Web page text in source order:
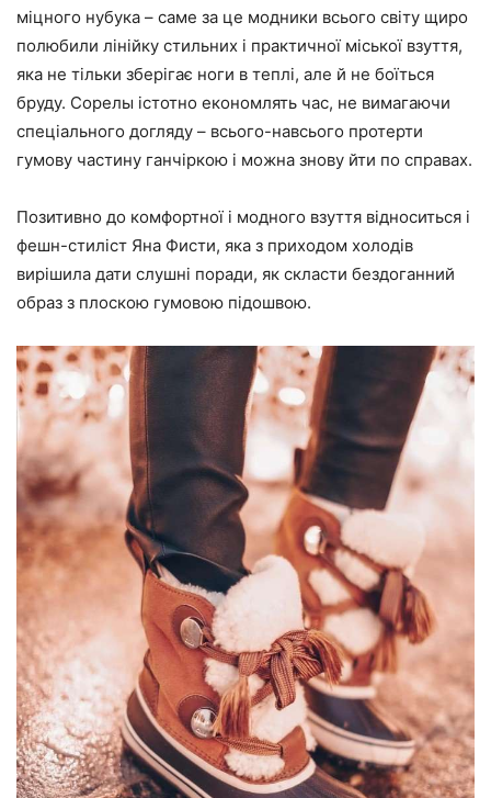
міцного нубука – саме за це модники всього світу щиро
полюбили лінійку стильних і практичної міської взуття,
яка не тільки зберігає ноги в теплі, але й не боїться
бруду. Сорелы істотно економлять час, не вимагаючи
спеціального догляду – всього-навсього протерти
гумову частину ганчіркою і можна знову йти по справах.
Позитивно до комфортної і модного взуття відноситься і
фешн-стиліст Яна Фисти, яка з приходом холодів
вирішила дати слушні поради, як скласти бездоганний
образ з плоскою гумовою підошвою.